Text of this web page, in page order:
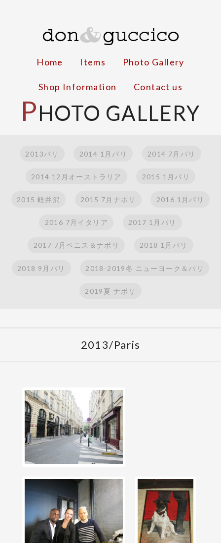
Home Items Photo Gallery
Shop Information Contact us
PHOTO GALLERY
2013パリ 2014 1月パリ 2014 7月パリ
2014 12月オーストラリア 2015 1月パリ
2015 軽井沢 2015 7月ナポリ 2016 1月パリ
2016 7月イタリア 2017 1月パリ
2017 7月ベニス＆ナポリ 2018 1月パリ
2018 9月パリ 2018-2019冬 ニューヨーク＆パリ
2019夏 ナポリ
2013/Paris